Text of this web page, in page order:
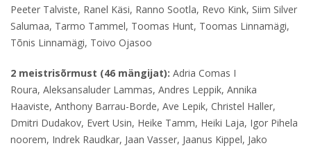
Peeter Talviste, Ranel Käsi, Ranno Sootla, Revo Kink, Siim Silver
Salumaa, Tarmo Tammel, Toomas Hunt, Toomas Linnamägi,
Tõnis Linnamägi, Toivo Ojasoo
2 meistrisõrmust (46 mängijat): Adria Comas I
Roura, Aleksansaluder Lammas, Andres Leppik, Annika
Haaviste, Anthony Barrau-Borde, Ave Lepik, Christel Haller,
Dmitri Dudakov, Evert Usin, Heike Tamm, Heiki Laja, Igor Pihela
noorem, Indrek Raudkar, Jaan Vasser, Jaanus Kippel, Jako